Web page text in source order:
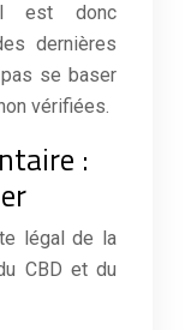
Il est donc
dernières
se baser
vérifiées.
:
légal de la
CBD et du